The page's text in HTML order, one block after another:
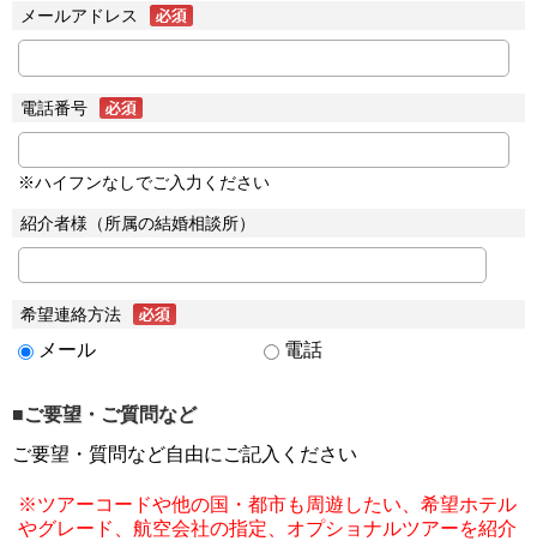
メールアドレス
電話番号
※ハイフンなしでご入力ください
紹介者様（所属の結婚相談所）
希望連絡方法
メール 電話
■ご要望・ご質問など
ご要望・質問など自由にご記入ください
※ツアーコードや他の国・都市も周遊したい、希望ホテル
やグレード、航空会社の指定、オプショナルツアーを紹介